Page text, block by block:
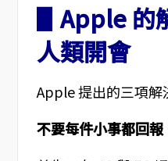
▋Apple 的
人類開會
Apple 提出的三項解
不要每件小事都回報